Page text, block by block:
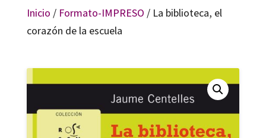
Inicio / Formato-IMPRESO / La biblioteca, el
corazón de la escuela